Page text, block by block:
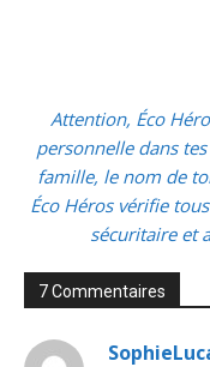
Attention, Éco
personnelle dans
famille, le nom de
Éco Héros vérifie
sécuritaire et
7 Commentaires